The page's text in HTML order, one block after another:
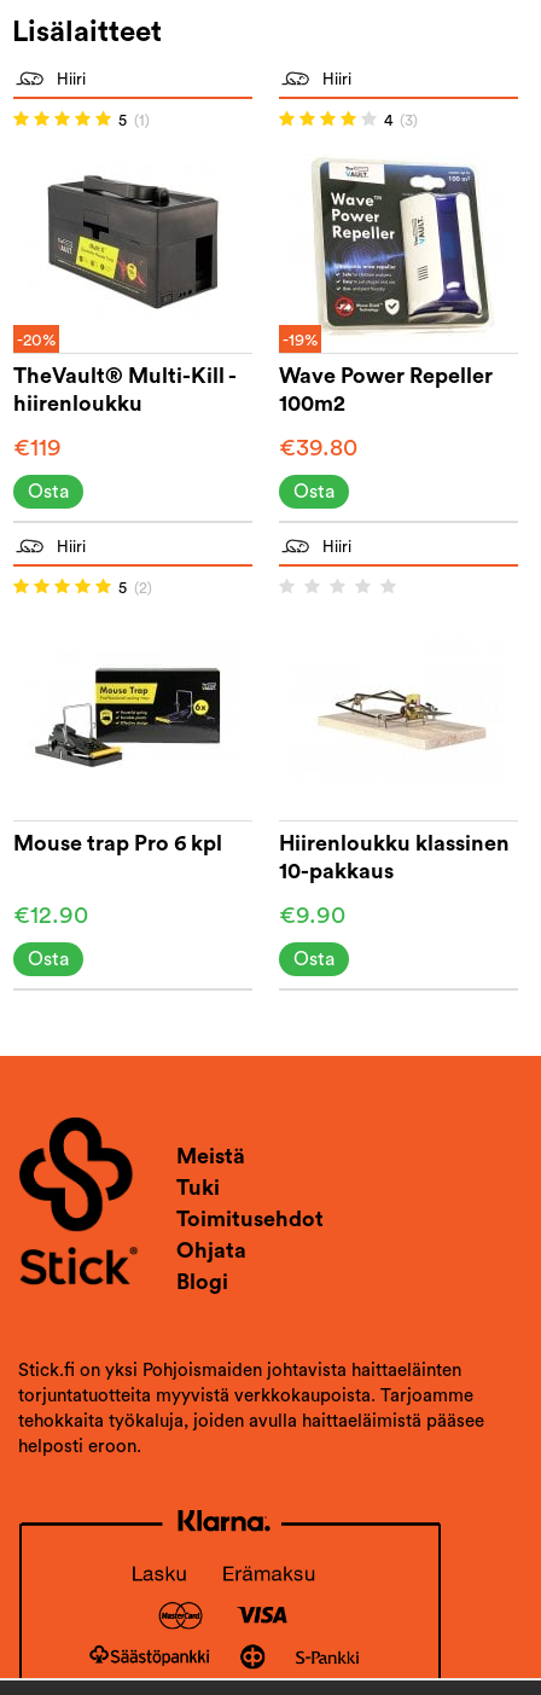
Lisälaitteet
Hiiri
5 (1)
-20%
TheVault® Multi-Kill -
hiirenloukku
€119
Osta
Hiiri
4 (3)
-19%
Wave Power Repeller
100m2
€39.80
Osta
Hiiri
5 (2)
Mouse trap Pro 6 kpl
€12.90
Osta
Hiiri
Hiirenloukku klassinen
10-pakkaus
€9.90
Osta
Meistä
Tuki
Toimitusehdot
Ohjata
Blogi
Stick.fi on yksi Pohjoismaiden johtavista haittaeläinten
torjuntatuotteita myyvistä verkkokaupoista. Tarjoamme
tehokkaita työkaluja, joiden avulla haittaeläimistä pääsee
helposti eroon.